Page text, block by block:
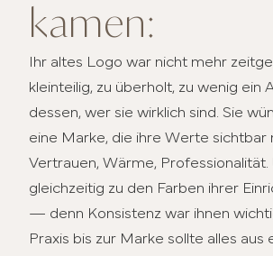
kamen:
Ihr altes Logo war nicht mehr
kleinteilig, zu überholt, zu wenig ein
dessen, wer sie wirklich sind. Sie
eine Marke, die ihre Werte sichtbar
Vertrauen, Wärme, Professionalität.
gleichzeitig zu den Farben ihrer
— denn Konsistenz war ihnen
Praxis bis zur Marke sollte alles aus